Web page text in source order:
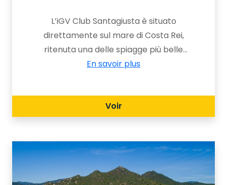
L’iGV Club Santagiusta è situato
direttamente sul mare di Costa Rei,
ritenuta una delle spiagge più belle
della Sardegna, nonchè del mondo. Il
km a nord di Cagliari e a 10 km da
Castiadas. L’architettura del Club è
e colori che si accordano
magnificamente con l’ambiente che
lo circonda.
En savoir plus
Voir